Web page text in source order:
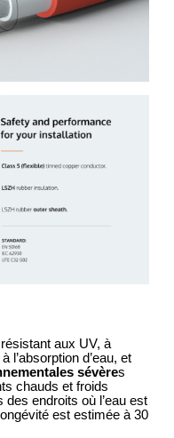
aux UV, à
l’absorption d’eau, et
sévères
chauds et froids
endroits où l’eau est
est estimée à 30